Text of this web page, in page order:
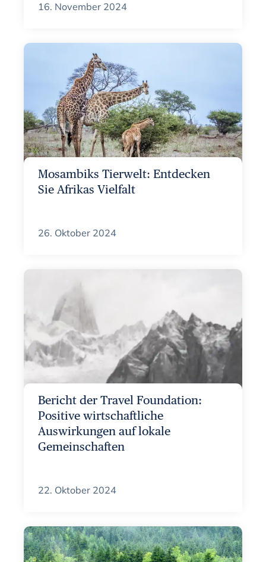
16. November 2024
Mosambiks Tierwelt: Entdecken
Sie Afrikas Vielfalt
26. Oktober 2024
Bericht der Travel Foundation:
Positive wirtschaftliche
Auswirkungen auf lokale
Gemeinschaften
22. Oktober 2024